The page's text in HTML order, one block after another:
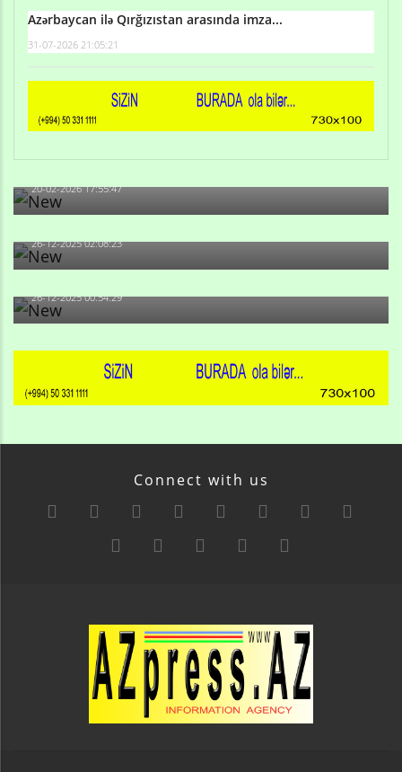
Azərbaycan ilə Qırğızıstan arasında imza...
31-07-2026 21:05:21
Qulu Məhərrəmli: Sosial şəbəkələrdə söyüş niyə artıb?
20-02-2026 17:55:47
Məni bura NAZİR GÖNDƏRİB - 1937-ci ildən fəaliyyətdə
olan və...
26-12-2025 02:08:23
-Ay qız, sən məhkəməni udmayacaqsan... Sən bilirsən
də, məni...
26-12-2025 00:54:29
Connect with us